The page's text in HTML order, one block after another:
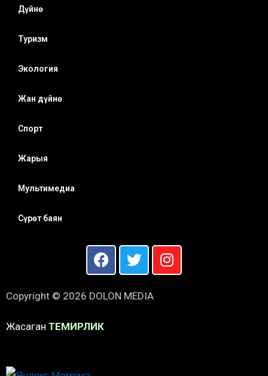
Дүйнө
Туризм
Экология
Жан дүйнө
Спорт
Жарыя
Мультимедиа
Сүрөт баян
Copyright © 2026 DOLON MEDIA
Жасаган ТЕМИРЛИК